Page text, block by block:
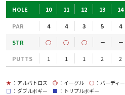
HOLE 10 11 12 13 14
PAR 4 4 3 5 4
STR
○ ○ ○ － －
PUTTS
1 1 1 2 2
★ ：アルバトロス ◎ ：イーグル ○ ：バーディー
□ ：ダブルボギー ■ ：トリプルボギー